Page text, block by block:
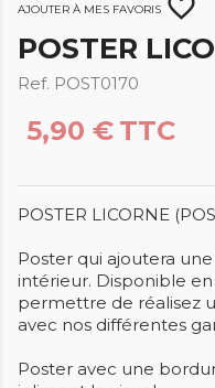
Ajouter à mes favoris favorite_border
POSTER
Ref. POST0170
5,90 € TTC
POSTER LICORNE
Poster qui ajoutera
intérieur. Disponible
permettre de réalisez
avec nos différentes
Poster avec une